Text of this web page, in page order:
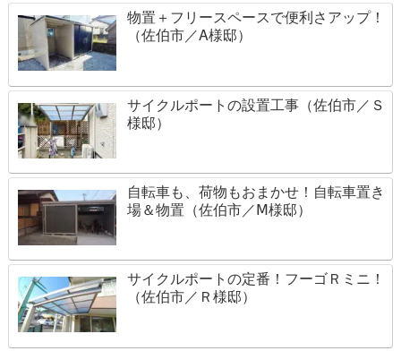
物置＋フリースペースで便利さアップ！
（佐伯市／A様邸）
サイクルポートの設置工事（佐伯市／Ｓ
様邸）
自転車も、荷物もおまかせ！自転車置き
場＆物置（佐伯市／Ⅿ様邸）
サイクルポートの定番！フーゴＲミニ！
（佐伯市／Ｒ様邸）